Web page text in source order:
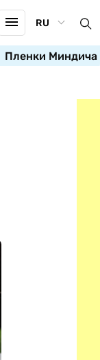
RU
Пленки Миндича